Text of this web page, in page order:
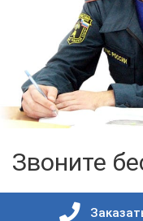
Звоните